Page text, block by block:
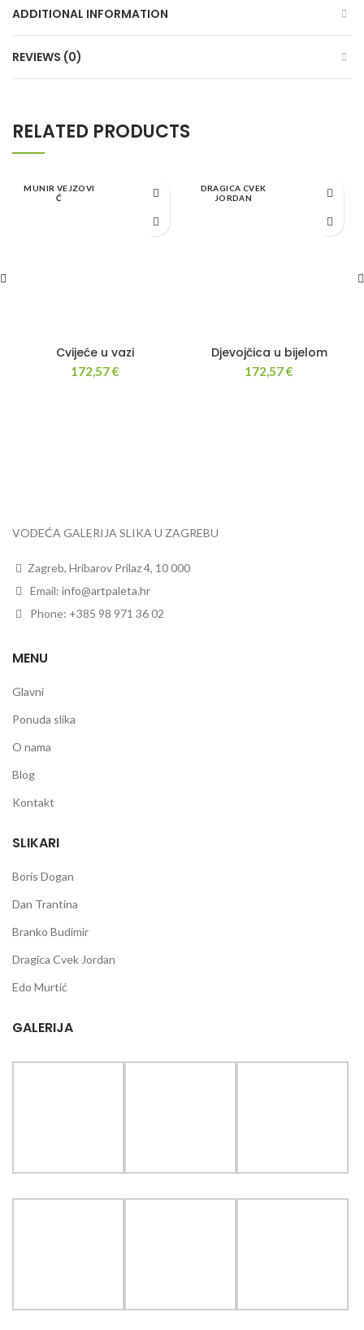
ADDITIONAL INFORMATION
REVIEWS (0)
RELATED PRODUCTS
MUNIR VEJZOVI
Ć
Cvijeće u vazi
172,57€
DRAGICA CVEK
JORDAN
Djevojčica u bijelom
172,57€
VODEĆA GALERIJA SLIKA U ZAGREBU
Zagreb, Hribarov Prilaz 4, 10 000
Email: info@artpaleta.hr
Phone: +385 98 971 36 02
MENU
Glavni
Ponuda slika
O nama
Blog
Kontakt
SLIKARI
Boris Dogan
Dan Trantina
Branko Budimir
Dragica Cvek Jordan
Edo Murtić
GALERIJA